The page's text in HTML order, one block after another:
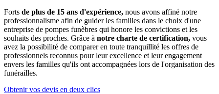
Forts de plus de 15 ans d'expérience, nous avons affiné notre
professionnalisme afin de guider les familles dans le choix d'une
entreprise de pompes funèbres qui honore les convictions et les
souhaits des proches. Grâce à notre charte de certification, vous
avez la possibilité de comparer en toute tranquillité les offres de
professionnels reconnus pour leur excellence et leur engagement
envers les familles qu'ils ont accompagnées lors de l'organisation des
funérailles.
Obtenir vos devis en deux clics